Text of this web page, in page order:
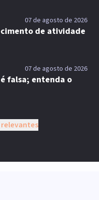
07 de agosto de 2026
de atividade
07 de agosto de 2026
falsa; entenda o